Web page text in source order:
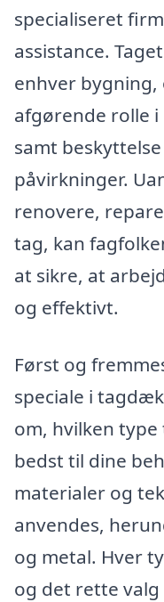
specialiseret
assistance.
enhver bygning,
afgørende rolle
samt
påvirkninger.
renovere,
tag, kan
at sikre, at
og effektivt.
Først og
speciale i
om, hvilken
bedst til dine
materialer og
anvendes,
og metal. Hver
og det rette